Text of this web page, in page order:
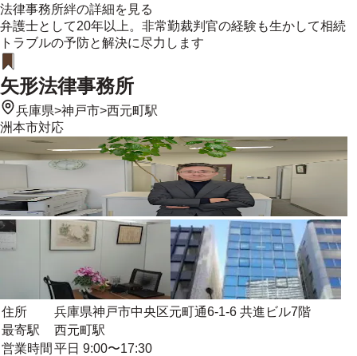
法律事務所絆の詳細を見る
弁護士として20年以上。非常勤裁判官の経験も生かして相続
トラブルの予防と解決に尽力します
矢形法律事務所
兵庫県>神戸市>西元町駅
洲本市対応
住所
兵庫県神戸市中央区元町通6-1-6 共進ビル7階
最寄駅
西元町駅
営業時間 平日 9:00〜17:30